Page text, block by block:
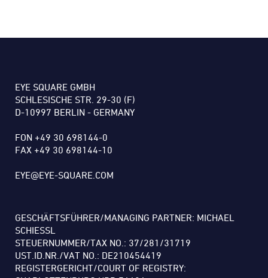
EYE SQUARE GMBH
SCHLESISCHE STR. 29-30 (F)
D-10997 BERLIN - GERMANY
FON +49 30 698144-0
FAX +49 30 698144-10
EYE@EYE-SQUARE.COM
GESCHÄFTSFÜHRER/MANAGING PARTNER: MICHAEL
SCHIESSL
STEUERNUMMER/TAX NO.: 37/281/31719
UST.ID.NR./VAT NO.: DE210454419
REGISTERGERICHT/COURT OF REGISTRY: